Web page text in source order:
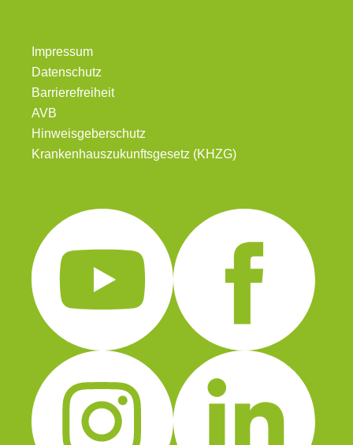
Impressum
Datenschutz
Barrierefreiheit
AVB
Hinweisgeberschutz
Krankenhauszukunftsgesetz (KHZG)